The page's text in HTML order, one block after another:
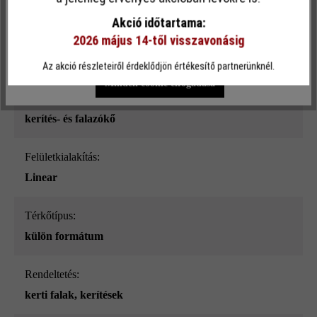
kagylómész_ModulusPur
kerítés- és falazókő
Felületkialakítás:
Linear
Térkőtípus:
külön formátum
Rendeltetés:
kerti falak, kerítések
funkcionalitást kínálja Önnek...További információ
Csak funkcionális cookie elfogadása
Minden cookie elfogadása
Akció időtartama:
2026 május 14-től visszavonásig
Az akció részleteiről érdeklődjön értékesítő partnerünknél.